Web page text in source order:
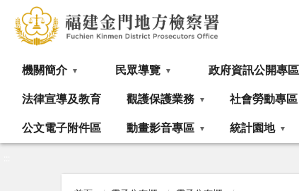
機關簡介 民眾導覽 政府資訊公開專區
法律宣導及教育 觀護保護業務 社會勞動專區
公文電子附件區 動畫影音專區 統計園地